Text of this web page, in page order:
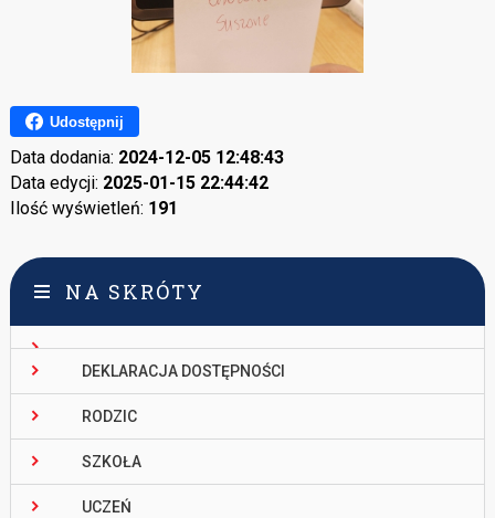
Udostępnij
Data dodania: 2024-12-05 12:48:43
Data edycji: 2025-01-15 22:44:42
Ilość wyświetleń: 191
NA SKRÓTY
DEKLARACJA DOSTĘPNOŚCI
RODZIC
SZKOŁA
UCZEŃ